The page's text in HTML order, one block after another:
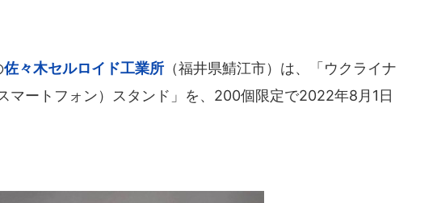
佐々木セルロイド工業所 （福井県鯖江市）は、「ウクライナ
マートフォン）スタンド」を、200個限定で2022年8月1日